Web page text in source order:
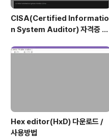
CISA(Certified Informatio
n System Auditor) 자격증 시
험 일정 확인(23년)
Hex editor(HxD) 다운로드 /
사용방법